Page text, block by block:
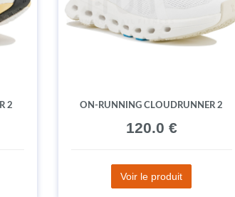
2 ON-RUNNING CLOUDRUNNER 2
120.0 €
Voir le produit